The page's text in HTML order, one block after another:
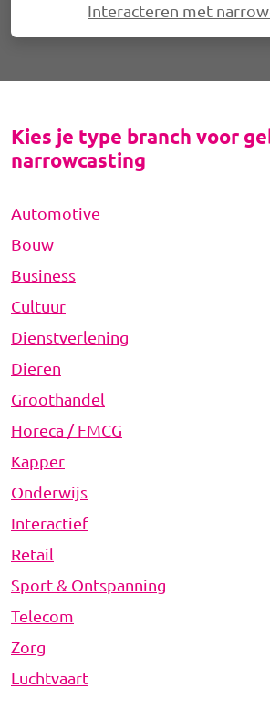
Interacteren met
Kies je type branch voor
narrowcasting
Automotive
Bouw
Business
Cultuur
Dienstverlening
Dieren
Groothandel
Horeca / FMCG
Kapper
Onderwijs
Interactief
Retail
Sport & Ontspanning
Telecom
Zorg
Luchtvaart